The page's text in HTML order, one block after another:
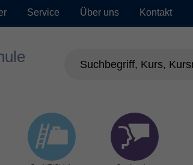
Service Über uns Kontakt